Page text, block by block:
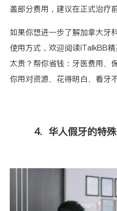
盖部分费用，建议在正式治疗
如果你想进一步了解加拿大牙
使用方式，欢迎阅读iTalkBB
太贵？帮你省钱：牙医费用、
你用对资源、花得明白、看牙
4. 华人假牙的特